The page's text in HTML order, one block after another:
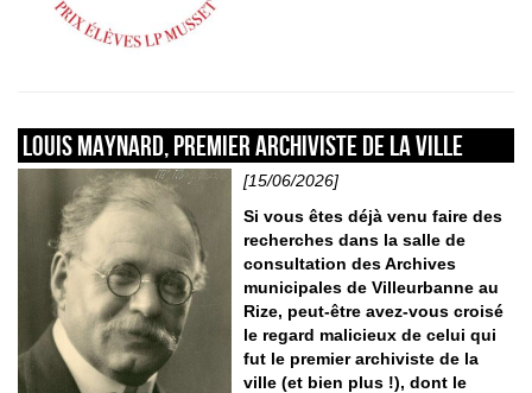
Louis Maynard, premier archiviste de la ville
[15/06/2026]
Si vous êtes déjà venu faire des
recherches dans la salle de
consultation des Archives
municipales de Villeurbanne au
Rize, peut-être avez-vous croisé
le regard malicieux de celui qui
fut le premier archiviste de la
ville (et bien plus !), dont le